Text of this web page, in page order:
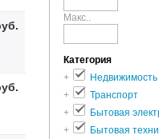
Макс..
Категория
+
Недвижимость
+
Транспорт
+
Бытовая
+
Бытовая